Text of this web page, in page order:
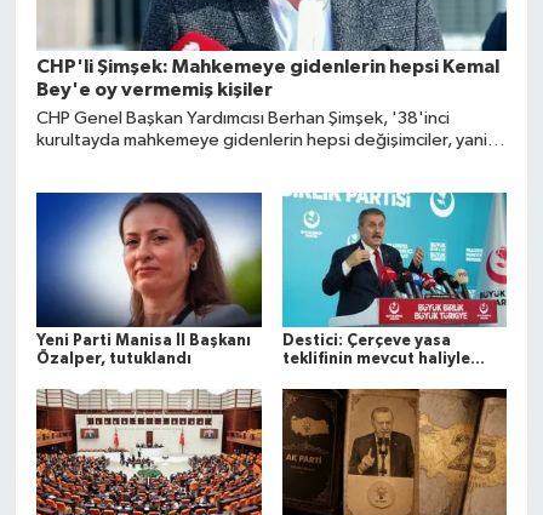
CHP'li Şimşek: Mahkemeye gidenlerin hepsi Kemal
Bey'e oy vermemiş kişiler
CHP Genel Başkan Yardımcısı Berhan Şimşek, '38'inci
kurultayda mahkemeye gidenlerin hepsi değişimciler, yani
dedi ki 'sen bana 1 koyun verdin, öteki 5 koyun almış'. Kavga
buradan çıkıyor' dedi.
Yeni Parti Manisa İl Başkanı
Özalper, tutuklandı
Destici: Çerçeve yasa
teklifinin mevcut haliyle
bulmuyoruz